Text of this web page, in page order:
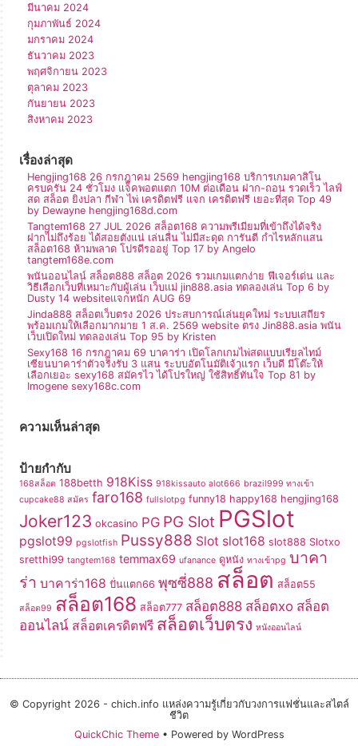
มีนาคม 2024
กุมภาพันธ์ 2024
มกราคม 2024
ธันวาคม 2023
พฤศจิกายน 2023
ตุลาคม 2023
กันยายน 2023
สิงหาคม 2023
เรื่องล่าสุด
Hengjing168 26 กรกฎาคม 2569 hengjing168 บริการเกมคาสิโน
ครบครัน 24 ชั่วโมง แจ็คพอตแตก 10M ต่อเดือน ฝาก-ถอน รวดเร็ว ไลฟ์
สด สล็อต ยิงปลา กีฬา ไพ่ เครดิตฟรี แจก เครดิตฟรี เยอะที่สุด Top 49
by Dewayne hengjing168d.com
Tangtem168 27 JUL 2026 สล็อต168 ความพรีเมียมที่เข้าถึงได้จริง
ฝากไม่ถึงร้อย ได้สอยตังแน่ เล่นลื่น ไม่มีสะดุด การันตี กำไรหลักแสน
สล็อต168 ห้ามพลาด โปรดีรออยู่ Top 17 by Angelo
tangtem168e.com
พนันออนไลน์ สล็อต888 สล็อต 2026 รวมเกมแตกง่าย ฟีเจอร์เด่น และ
วิธีเลือกเว็บที่เหมาะกับผู้เล่น เว็บแม่ jin888.asia ทดลองเล่น Top 6 by
Dusty 14 websiteแจกหนัก AUG 69
Jinda888 สล็อตเว็บตรง 2026 ประสบการณ์เล่นยุคใหม่ ระบบเสถียร
พร้อมเกมให้เลือกมากมาย 1 ส.ค. 2569 website ตรง Jin888.asia พนัน
เว็บเปิดใหม่ ทดลองเล่น Top 95 by Kristen
Sexy168 16 กรกฎาคม 69 บาคาร่า เปิดโลกเกมไพ่สดแบบเรียลไทม์
เซียนบาคาร่าตัวจริงรับ 3 แสน ระบบอัตโนมัติเจ้าแรก เว็บดี มีโต๊ะให้
เลือกเยอะ sexy168 สมัครไว ได้โปรใหญ่ ใช้สิทธิ์ทันใจ Top 81 by
Imogene sexy168c.com
ความเห็นล่าสุด
ป้ายกำกับ
168สล็อต 188betth 918Kiss 918kissauto alot666 brazil999 ทางเข้า
cupcake88 สมัคร faro168 fullslotpg funny18 happy168 hengjing168
Joker123 okcasino PG PG Slot PGSlot
pgslot99 pgslotfish Pussy888 Slot slot168 slot888 Slotxo
sretthi99 tangtem168 temmax69 ufanance ดูหนัง ทางเข้าpg บาคา
ร่า บาคาร่า168 ปั่นแตก66 พุซซี่888 สล็อต สล็อต55
สล็อต99 สล็อต168 สล็อต777 สล็อต888 สล็อตxo สล็อต
ออนไลน์ สล็อตเครดิตฟรี สล็อตเว็บตรง หนังออนไลน์
© Copyright 2026 - chich.info แหล่งความรู้เกี่ยวกับวงการแฟชั่นและสไตล์
ชีวิต
QuickChic Theme• Powered by WordPress